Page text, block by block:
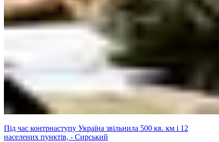
Під час контрнаступу Україна звільнила 500 кв. км і 12
населених пунктів, - Сирський